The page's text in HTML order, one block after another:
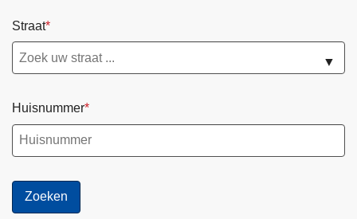
Straat
▼
Huisnummer